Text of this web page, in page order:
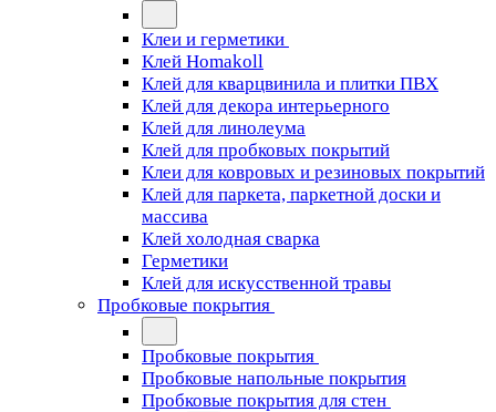
Клеи и герметики
Клей Homakoll
Клей для кварцвинила и плитки ПВХ
Клей для декора интерьерного
Клей для линолеума
Клей для пробковых покрытий
Клеи для ковровых и резиновых покрытий
Клей для паркета, паркетной доски и
массива
Клей холодная сварка
Герметики
Клей для искусственной травы
Пробковые покрытия
Пробковые покрытия
Пробковые напольные покрытия
Пробковые покрытия для стен